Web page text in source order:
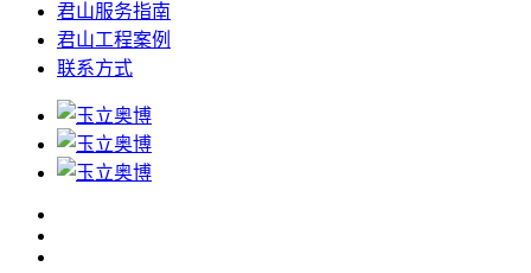
君山服务指南
君山工程案例
联系方式